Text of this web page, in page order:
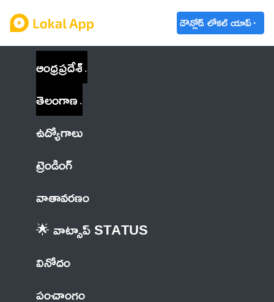
డౌన్లోడ్ లోకల్ యాప్
ఆంధ్రప్రదేశ్
తెలంగాణ
ఉద్యోగాలు
ట్రెండింగ్
వాతావరణం
🌟 వాట్సాప్ STATUS
వినోదం
పంచాంగం